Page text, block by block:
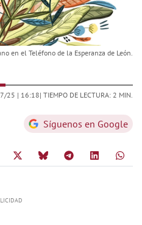
en el Teléfono de la Esperanza de León.
25 | 16:18| TIEMPO DE LECTURA: 2 MIN.
Síguenos en Google